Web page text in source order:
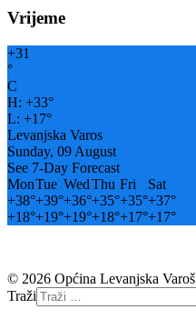
Vrijeme
+31
°
C
H: +33°
L: +17°
Levanjska Varos
Sunday, 09 August
See 7-Day Forecast
MonTue WedThu Fri
Sat
+38°+39°+36°+35°+35°+37°
+18°+19°+19°+18°+17°+17°
© 2026 Općina Levanjska Varoš
Traži